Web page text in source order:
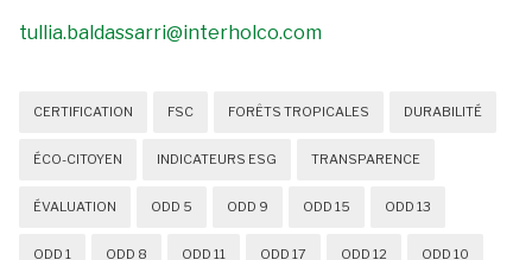
tullia.baldassarri@interholco.com
CERTIFICATION FSC FORÊTS TROPICALES DURABILITÉ
ÉCO-CITOYEN INDICATEURS ESG TRANSPARENCE
ÉVALUATION ODD 5 ODD 9 ODD 15 ODD 13
ODD 1 ODD 8 ODD 11 ODD 17 ODD 12 ODD 10